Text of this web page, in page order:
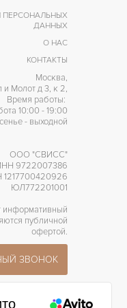
ПЕРСОНАЛЬНЫХ
ДАННЫХ
О НАС
КОНТАКТЫ
Москва,
и Молот д 3, к 2,
Время работы:
10:00 - 19:00
- выходной
ООО "СВИСС"
9722007386
ЮЛ772201001
информативный
публичной
офертой.
ЗВОНОК